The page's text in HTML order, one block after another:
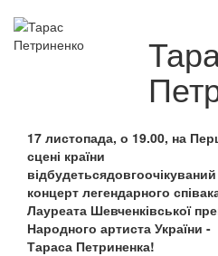
17 листопада, о 19.00, на
сцені країни
відбудетьсядовгоочікуваний
концерт легендарного
Лауреата Шевченківської
Народного артиста України -
Тараса Петриненка!